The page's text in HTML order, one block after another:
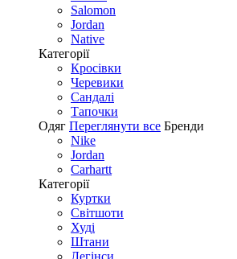
Salomon
Jordan
Native
Категорії
Кросівки
Черевики
Сандалі
Tапочки
Одяг Переглянути все Бренди
Nike
Jordan
Carhartt
Категорії
Куртки
Світшоти
Худі
Штани
Легінси